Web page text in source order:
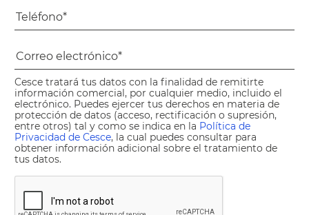
Cesce tratará tus datos con la finalidad de remitirte
información comercial, por cualquier medio, incluido el
electrónico. Puedes ejercer tus derechos en materia de
protección de datos (acceso, rectificación o supresión,
entre otros) tal y como se indica en la Política de
Privacidad de Cesce, la cual puedes consultar para
obtener información adicional sobre el tratamiento de
tus datos.